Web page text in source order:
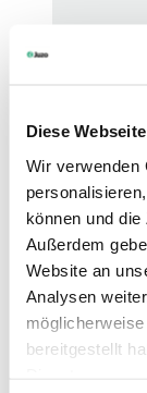
Diese
Wir verwenden
können und
Außerdem
Website an
Analysen
bereitgestellt